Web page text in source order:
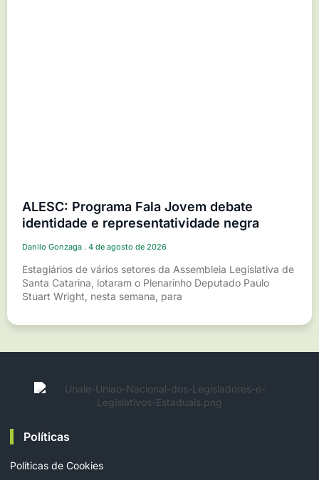
ALESC: Programa Fala Jovem debate
identidade e representatividade negra
Danilo Gonzaga 4 de agosto de 2026
Estagiários de vários setores da Assembleia Legislativa de
Santa Catarina, lotaram o Plenarinho Deputado Paulo
Stuart Wright, nesta semana, para
Políticas
Políticas de Cookies